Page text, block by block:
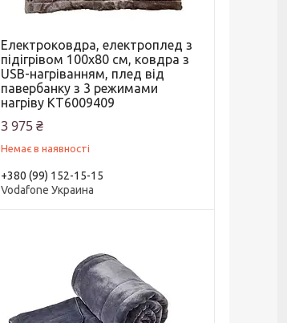
Електроковдра, електроплед з
підігрівом 100х80 см, ковдра з
USB-нагріванням, плед від
павербанку з 3 режимами
нагріву KT6009409
3 975 ₴
Немає в наявності
+380 (99) 152-15-15
Vodafone Украина